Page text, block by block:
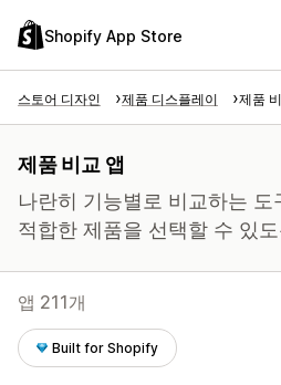
Shopify App Store
스토어 디자인 제품 디스플레이 제품
제품 비교 앱
나란히 기능별로 비교하는 도
적합한 제품을 선택할 수 있
앱 211개
Built for Shopify